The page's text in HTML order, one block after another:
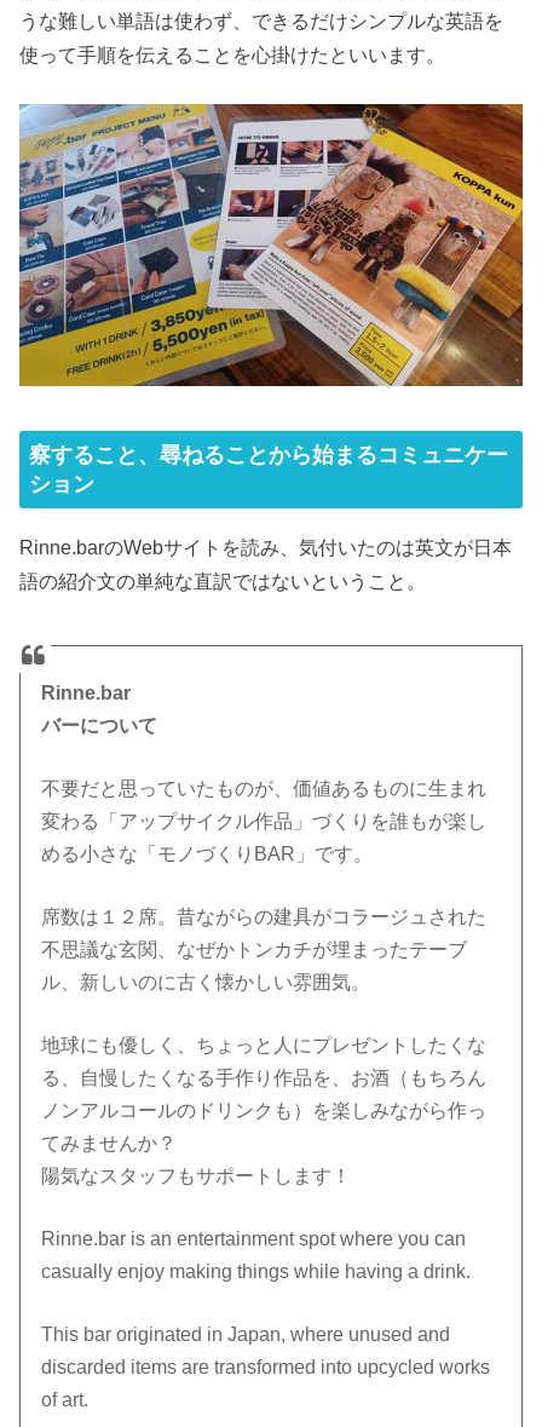
うな難しい単語は使わず、できるだけシンプルな英語を
使って手順を伝えることを心掛けたといいます。
察すること、尋ねることから始まるコミュニケー
ション
Rinne.barのWebサイトを読み、気付いたのは英文が日本
語の紹介文の単純な直訳ではないということ。
Rinne.bar
バーについて
不要だと思っていたものが、価値あるものに生まれ
変わる「アップサイクル作品」づくりを誰もが楽し
める小さな「モノづくりBAR」です。
席数は１２席。昔ながらの建具がコラージュされた
不思議な玄関、なぜかトンカチが埋まったテーブ
ル、新しいのに古く懐かしい雰囲気。
​地球にも優しく、ちょっと人にプレゼントしたくな
る、自慢したくなる手作り作品を、お酒（もちろん
ノンアルコールのドリンクも）を楽しみながら作っ
てみませんか？
陽気なスタッフもサポートします！
Rinne.bar is an entertainment spot where you can
casually enjoy making things while having a drink.
This bar originated in Japan, where unused and
discarded items are transformed into upcycled works
of art.